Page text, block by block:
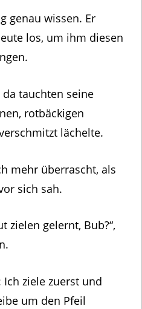
genau wissen. Er
los, um ihm diesen
tauchten seine
rotbäckigen
lächelte.
mehr überrascht, als
sich sah.
zielen gelernt, Bub?“,
Ich ziele zuerst und
um den Pfeil